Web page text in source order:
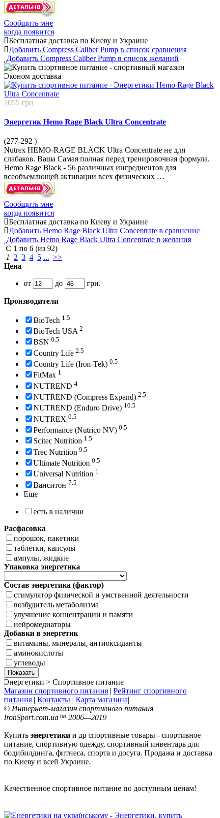
Сообщить мне
когда появится
Бесплатная доставка по Киеву и Украине
Добавить Compress Caliber Pump в список сравнения
Добавить Compress Caliber Pump в список желаний
Эконом доставка
1055 грн
Энергетик Hemo Rage Black Ultra Concentrate
(277-292 )
Nutrex HEMO-RAGE BLACK Ultra Concentrate не для
слабаков. Ваша Самая полная перед тренировочная формула.
Hemo Rage Black - 56 различных ингредиентов для
всеобъемлющей активации всех физических …
Сообщить мне
когда появится
Бесплатная доставка по Киеву и Украине
Добавить Hemo Rage Black Ultra Concentrate в сравнение
Добавить Hemo Rage Black Ultra Concentrate в желания
С 1 по 6 (из 92)
1
2 3 4 5 ... >>
Цена
от до грн.
Производители
BioTech 1.5
BioTech USA 2
BSN 0.5
Country Life 2.5
Country Life (Iron-Tek) 0.5
FitMax 1
NUTREND 4
NUTREND (Compress Expand) 2.5
NUTREND (Enduro Drive) 10.5
NUTREX 0.5
Performance (Nutrico NV) 0.5
Scitec Nutrition 1.5
Trec Nutrition 9.5
Ultimate Nutrition 0.5
Universal Nutrition 1
Ванситон 7.5
Еще
есть в наличии
Расфасовка
порошок, пакетики
таблетки, капсулы
ампулы, жидкие
Упаковка энергетика
Состав энергетика (фактор)
стимулятор физической и умственной деятельности
возбудитель метаболизма
улучшение концентрации и памяти
нейромедиаторы
Добавки в энергетик
витамины, минералы, антиоксиданты
аминокислоты
углеводы
Энергетики > Спортивное питание
Магазин спортивного питания | Рейтинг спортивного
питания | Контакты | Карта магазина|
© Интернет-магазин спортивного питания
IronSport.com.ua™ 2006—2019
Купить энергетики и др спортивные товары - спортивное
питание, спортивную одежду, спортивный инвентарь для
бодибилдинга, фитнеса, спорта и досуга. Продажа и доставка
по Киеву и всей Украине.
Качественное спортивное питание по доступным ценам!